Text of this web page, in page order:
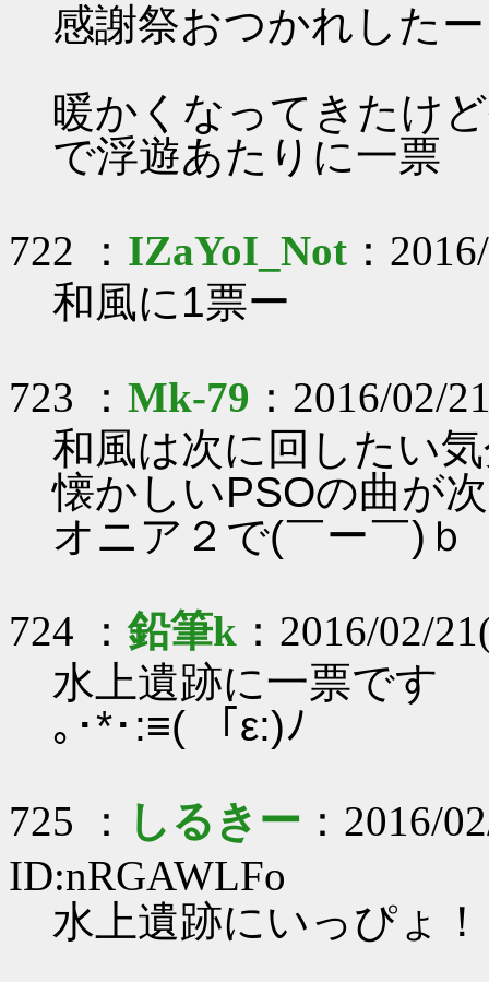
感謝祭おつかれした
暖かくなってきたけ
で浮遊あたりに一票
722 ： IZaYoI_Not ：
和風に1票ー
723 ： Mk-79 ：2016/02/
和風は次に回したい
懐かしいPSOの曲が
オニア２で(￣ー￣)ｂ
724 ：鉛筆k ：2016/02/
水上遺跡に一票です
｡･*･:≡( 「ε:)ﾉ
725 ： しるきー ：2016/
ID:nRGAWLFo
水上遺跡にいっぴょ！